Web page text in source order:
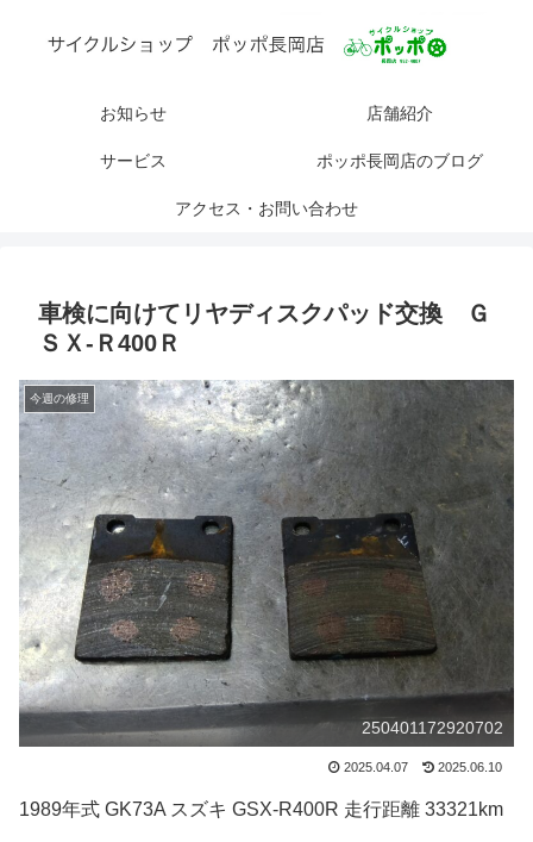
お知らせ 店舗紹介
サービス ポッポ長岡店のブログ
アクセス・お問い合わせ
車検に向けてリヤディスクパッド交換 Ｇ
ＳＸ-Ｒ400Ｒ
今週の修理
250401172920702
2025.04.07 2025.06.10
1989年式 GK73A スズキ GSX-R400R 走行距離 33321km